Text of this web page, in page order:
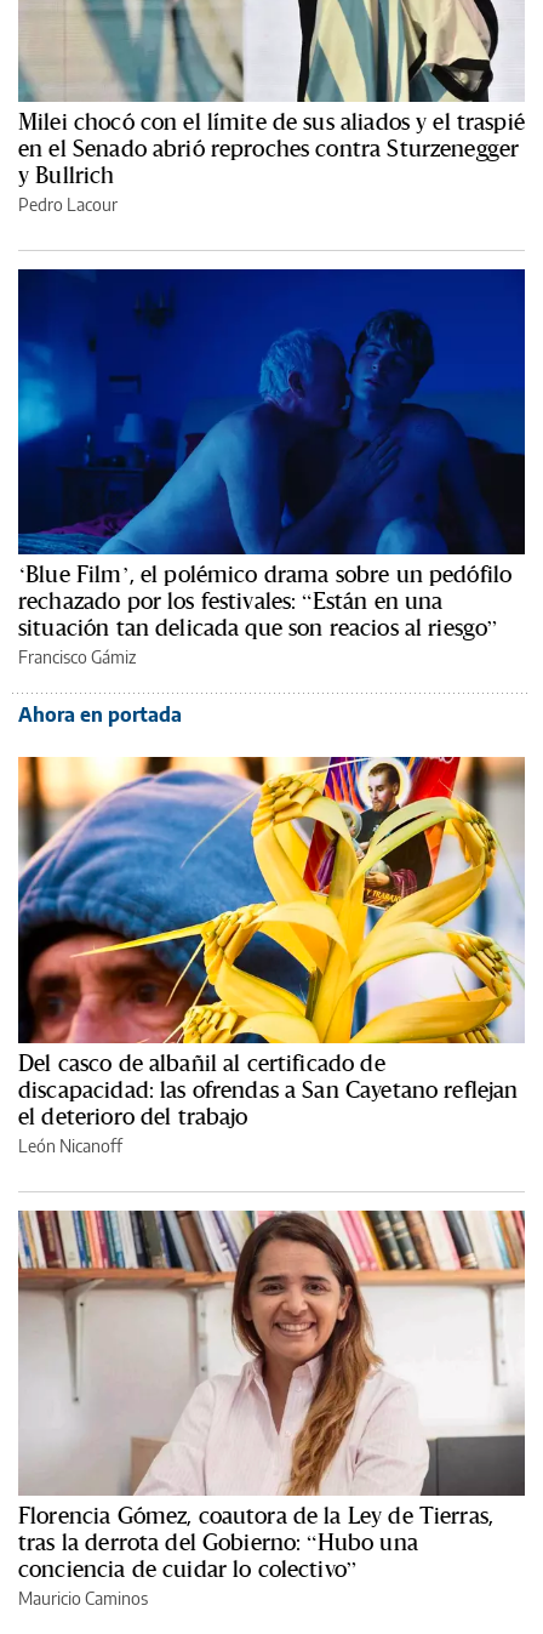
Milei chocó con el límite de sus aliados y el traspié
en el Senado abrió reproches contra Sturzenegger
y Bullrich
Pedro Lacour
‘Blue Film’, el polémico drama sobre un pedófilo
rechazado por los festivales: “Están en una
situación tan delicada que son reacios al riesgo”
Francisco Gámiz
Ahora en portada
Del casco de albañil al certificado de
discapacidad: las ofrendas a San Cayetano reflejan
el deterioro del trabajo
León Nicanoff
Florencia Gómez, coautora de la Ley de Tierras,
tras la derrota del Gobierno: “Hubo una
conciencia de cuidar lo colectivo”
Mauricio Caminos